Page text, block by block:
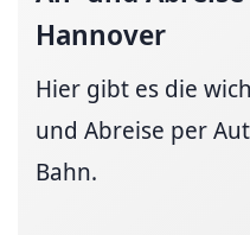
Hannover
Hier gibt es die
und Abreise per
Bahn.